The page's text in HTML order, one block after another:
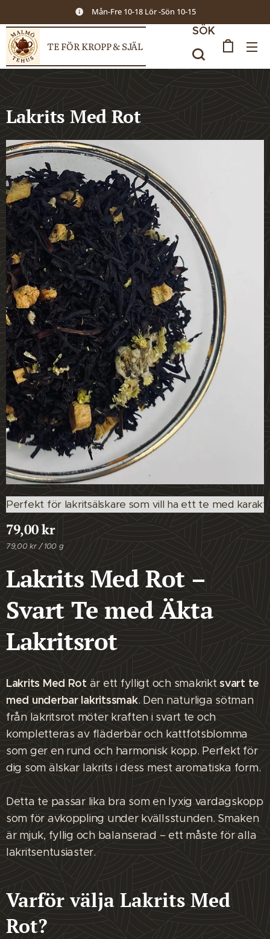
Mån-Fre 10-18 Lör -Sön 10-15
TE FÖR KROPP & SJÄL
SÖK
Lakrits Med Rot
Perfekt för lakritsälskare som vill ha ett te med
79,00kr
79,00 kr / 100 g
Lakrits Med Rot –
Svart Te med Äkta
Lakritsrot
Lakrits Med Rotär ett fylligt och smakriktsvart te
med underbar lakritssmak. Den naturliga sötman
från lakritsrot möter kraften i svart te och
kompletteras av fläderbär och kattfotsblomma
som ger en rund och harmonisk kopp. Perfekt för
dig som älskar lakrits i dess mest aromatiska form.
Detta te passar lika bra som en lyxig vardagskopp
som för avkoppling under kvällsstunden. Smaken
är mjuk, fyllig och balanserad – ett måste för alla
lakritsentusiaster.
Varför välja Lakrits Med
Rot?